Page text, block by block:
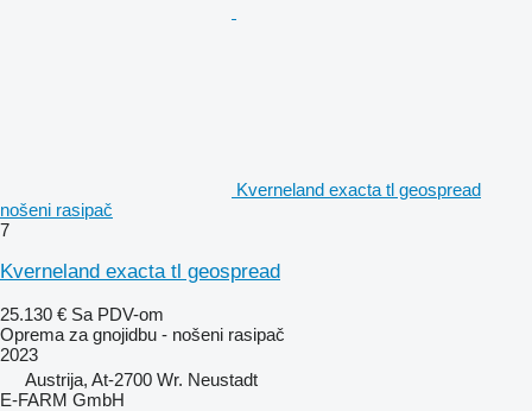
Kverneland exacta tl geospread
nošeni rasipač
7
Kverneland exacta tl geospread
25.130 € Sa PDV-om
Oprema za gnojidbu - nošeni rasipač
2023
Austrija, At-2700 Wr. Neustadt
E-FARM GmbH